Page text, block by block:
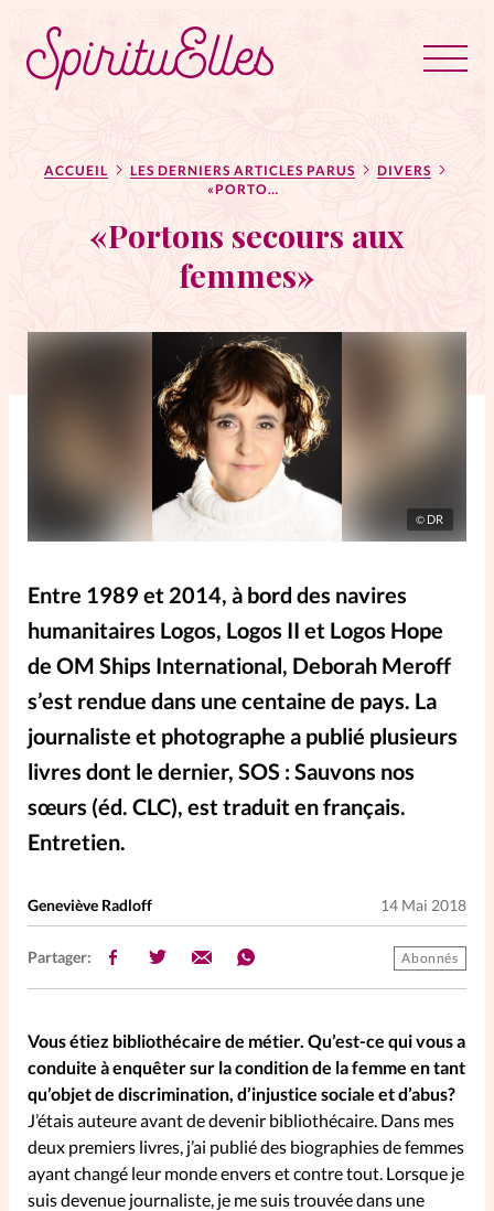
Tous les articles
Actus
Actus au féminin
Chroniques
Dossiers
Elles nous inspirent
Entre4yeux
L'anecdote
La Bible au féminin
Lifestyle
Littérature
PersonnElles
RelationnElles
Shopping Spi
Si(x) simple de...
SpirituElles
Vive la famille
SpirituElles devient Relations
Aujourd’hui!
ACCUEIL LES DERNIERS ARTICLES PARUS
DIVERS
«PORTONS SECOURS AUX FEMMES»
«Portons secours aux
femmes»
© DR
Entre 1989 et 2014, à bord des navires
humanitaires Logos, Logos II et Logos Hope
de OM Ships International, Deborah Meroff
s’est rendue dans une centaine de pays. La
journaliste et photographe a publié plusieurs
livres dont le dernier, SOS : Sauvons nos
sœurs (éd. CLC), est traduit en français.
Entretien.
Geneviève Radloff 14 Mai 2018
Partager: Abonnés
Vous étiez bibliothécaire de métier. Qu’est-ce qui vous a
conduite à enquêter sur la condition de la femme en tant
qu’objet de discrimination, d’injustice sociale et d’abus?
J’étais auteure avant de devenir bibliothécaire. Dans mes
deux premiers livres, j’ai publié des biographies de femmes
ayant changé leur monde envers et contre tout. Lorsque je
suis devenue journaliste, je me suis trouvée dans une